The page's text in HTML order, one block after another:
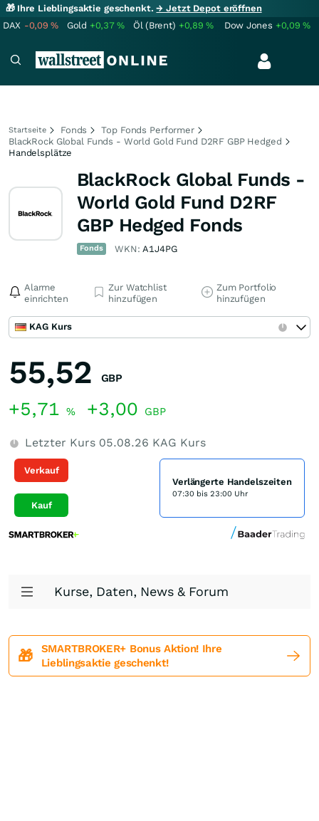
🎁 Ihre Lieblingsaktie geschenkt.→ Jetzt Depot eröffnen
DAX -0,09% Gold +0,37% Öl (Brent) +0,89% Dow Jones +0,09%
Startseite Fonds
Top Fonds Performer
BlackRock Global Funds - World Gold Fund D2RF GBP Hedged
Handelsplätze
BlackRock Global Funds -
World Gold Fund D2RF
GBP Hedged Fonds
Fonds WKN:A1J4PG
Alarme
einrichten
Zur Watchlist
hinzufügen
Zum Portfolio
hinzufügen
KAG Kurs
55,52 GBP
+5,71 % +3,00 GBP
Letzter Kurs 05.08.26 KAG Kurs
Verkauf
Kauf
Verlängerte Handelszeiten
07:30 bis 23:00 Uhr
Kurse, Daten, News & Forum
🎁
SMARTBROKER+ Bonus Aktion! Ihre
Lieblingsaktie geschenkt!